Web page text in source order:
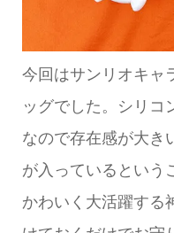
今回はサンリオキャ
ッグでした。シリコ
なので存在感が大き
が入っているという
かわいく大活躍する